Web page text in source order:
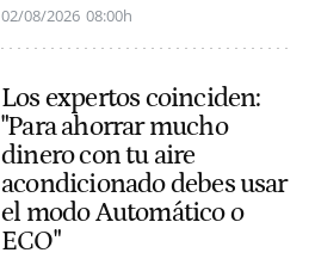
02/08/2026 08:00h
Los expertos coinciden:
"Para ahorrar mucho
dinero con tu aire
acondicionado debes usar
el modo Automático o
ECO"